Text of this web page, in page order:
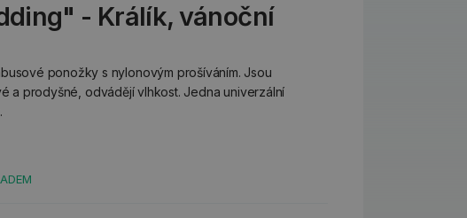
- Králík, vánoční
ponožky s nylonovým prošíváním. Jsou
a prodyšné, odvádějí vlhkost. Jedna univerzální